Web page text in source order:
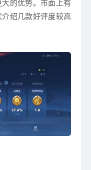
的优势。市面上有
绍几款好评度较高